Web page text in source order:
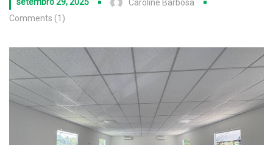
Caroline Barbosa
Comments (1)